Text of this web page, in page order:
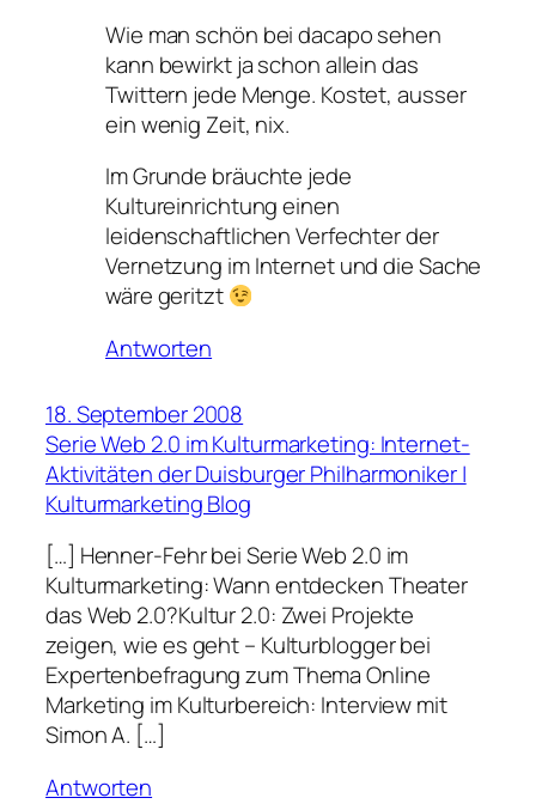
Wie man schön bei dacapo sehen
kann bewirkt ja schon allein das
Twittern jede Menge. Kostet, ausser
ein wenig Zeit, nix.
Im Grunde bräuchte jede
Kultureinrichtung einen
leidenschaftlichen Verfechter der
Vernetzung im Internet und die Sache
wäre geritzt
Antworten
18. September 2008
Serie Web 2.0 im Kulturmarketing: Internet-
Aktivitäten der Duisburger Philharmoniker |
Kulturmarketing Blog
[…] Henner-Fehr bei Serie Web 2.0 im
Kulturmarketing: Wann entdecken Theater
das Web 2.0?Kultur 2.0: Zwei Projekte
zeigen, wie es geht – Kulturblogger bei
Expertenbefragung zum Thema Online
Marketing im Kulturbereich: Interview mit
Simon A. […]
Antworten